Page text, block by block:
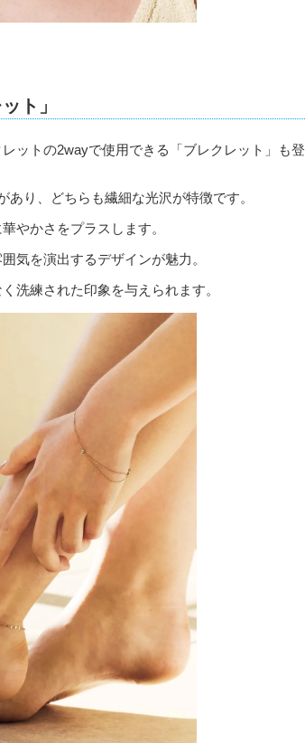
ト」
ットの2wayで使用できる「ブレクレット」も登
り、どちらも繊細な光沢が特徴です。
やかさをプラスします。
気を演出するデザインが魅力。
洗練された印象を与えられます。